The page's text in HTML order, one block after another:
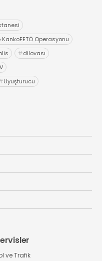
Operasyonu
#dilovası
Uyuşturucu
ve Trafik